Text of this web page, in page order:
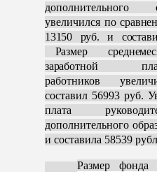
дополнительного
увеличился по
13150 руб. и
Размер
заработной
работников
составил 56993 руб.
плата
дополнительного
и составила 58539
Размер